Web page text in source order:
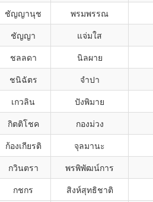
ชัญญานุช พรมพรรณ
ชัญญา แจ่มใส
ชลลดา นิลผาย
ชนิฉัตร จำปา
เกวลิน ปังพิมาย
กิตติโชค กองม่วง
ก้องเกียรติ จุลมานะ
กวินตรา พรพิพัฒน์การ
กชกร สิงห์สุทธิชาติ